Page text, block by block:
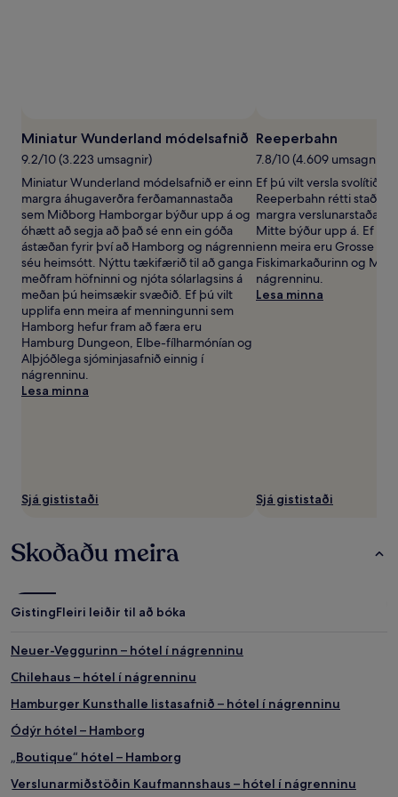
skilmálar
geta
við.
Miniatur Wunderland módelsafnið
9.2/10 (3.223 umsagnir)
Miniatur Wunderland módelsafnið er einn
margra áhugaverðra ferðamannastaða
sem Miðborg Hamborgar býður upp á og
óhætt að segja að það sé enn ein góða
ástæðan fyrir því að Hamborg og nágrenni
séu heimsótt. Nýttu tækifærið til að ganga
meðfram höfninni og njóta sólarlagsins á
meðan þú heimsækir svæðið. Ef þú vilt
upplifa enn meira af menningunni sem
Hamborg hefur fram að færa eru
Hamburg Dungeon, Elbe-fílharmónían og
Alþjóðlega sjóminjasafnið einnig í
nágrenninu.
Lesa minna
Sjá gististaði
Reeperbahn
7.8/10 (4.609 umsagnir)
Ef þú vilt versla svolítið á
Reeperbahn rétti
margra verslunarstaða
Mitte býður upp á. Ef þú
enn meira eru Grosse
Fiskimarkaðurinn og
nágrenninu.
Lesa minna
Sjá gististaði
Skoðaðu meira
GistingFleiri leiðir til að bóka
Neuer-Veggurinn – hótel í nágrenninu
Chilehaus – hótel í nágrenninu
Hamburger Kunsthalle listasafnið – hótel í nágrenninu
Ódýr hótel – Hamborg
„Boutique“ hótel – Hamborg
Verslunarmiðstöðin Kaufmannshaus – hótel í nágrenninu